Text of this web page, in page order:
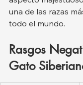
una de las razas
todo el mundo.
Rasgos
Gato